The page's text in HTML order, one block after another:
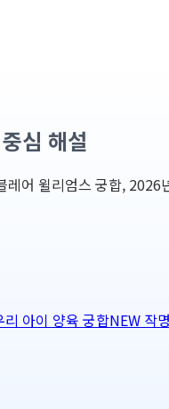
리 아이 양육 궁합NEW 작명
심 해설
어 윌리엄스 궁합, 2026